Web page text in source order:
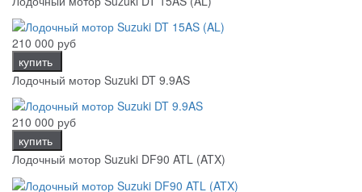
210 000 руб
купить
Лодочный мотор Suzuki DT 9.9AS
210 000 руб
купить
Лодочный мотор Suzuki DF90 ATL (ATX)